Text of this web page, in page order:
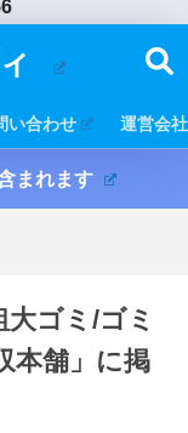
い合わせ 運営会社
まれます
ゴミ/ゴミ
本舗」に掲